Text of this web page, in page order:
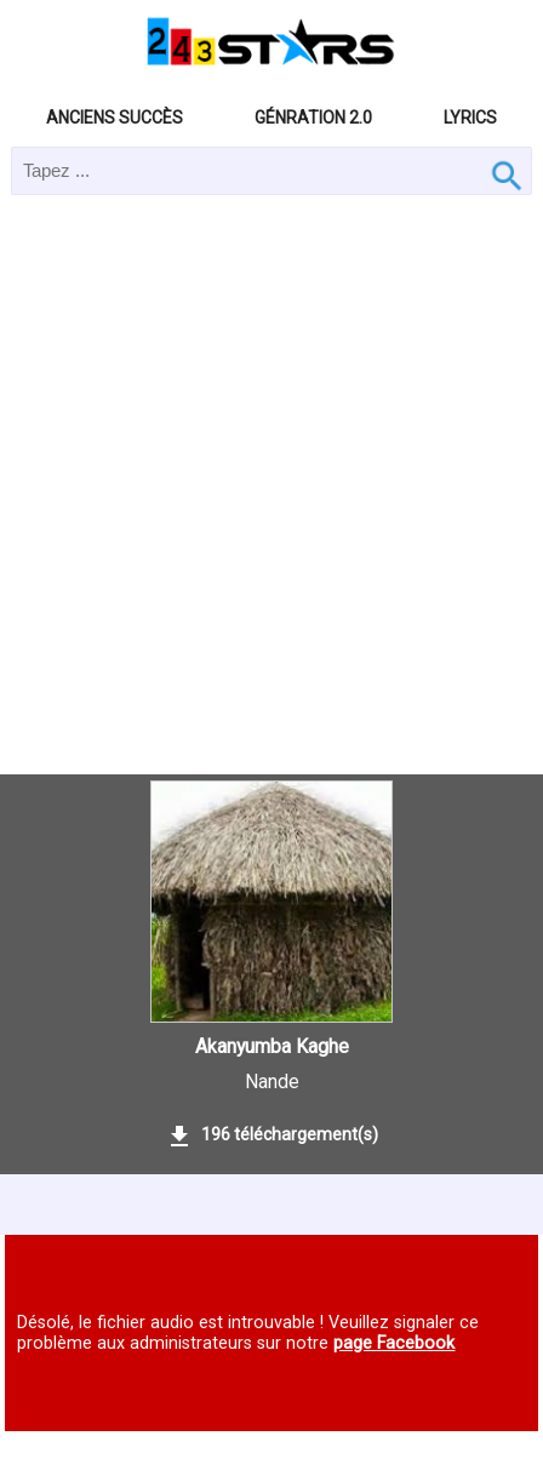
ANCIENS SUCCÈS GÉNRATION 2.0 LYRICS
Akanyumba Kaghe
Nande
196 téléchargement(s)
Désolé, le fichier audio est introuvable ! Veuillez signaler ce
problème aux administrateurs sur notrepage Facebook